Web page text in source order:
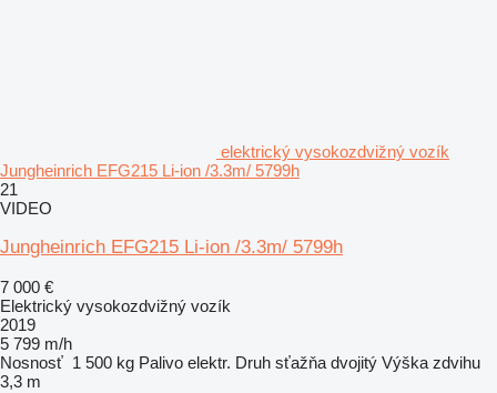
elektrický vysokozdvižný vozík
Jungheinrich EFG215 Li-ion /3.3m/ 5799h
21
VIDEO
Jungheinrich EFG215 Li-ion /3.3m/ 5799h
7 000 €
Elektrický vysokozdvižný vozík
2019
5 799 m/h
Nosnosť 1 500 kg Palivo elektr. Druh sťažňa dvojitý Výška zdvihu
3,3 m